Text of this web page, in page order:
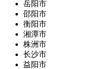
岳阳市
邵阳市
衡阳市
湘潭市
株洲市
长沙市
益阳市